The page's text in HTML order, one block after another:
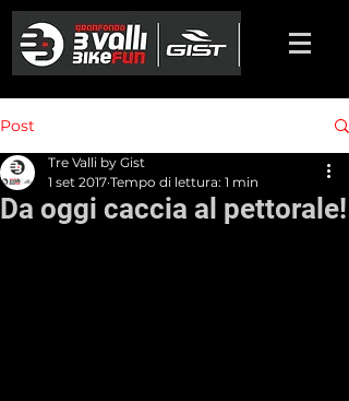
Post
Da oggi caccia al pettorale!
Tre Valli by Gist
1 set 2017 Tempo di lettura: 1 min